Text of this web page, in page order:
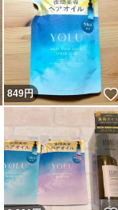
いいね！
849円